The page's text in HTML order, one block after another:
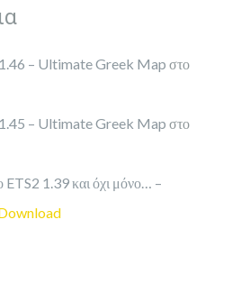
1.46 – Ultimate Greek Map στο
1.45 – Ultimate Greek Map στο
ETS2 1.39 και όχι μόνο… –